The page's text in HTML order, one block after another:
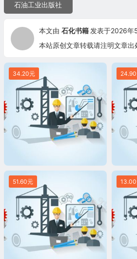
石油工业出版社
本文由 石化书籍 发表于2026年
本站原创文章转载请注明文章出
34.20元
51.60元